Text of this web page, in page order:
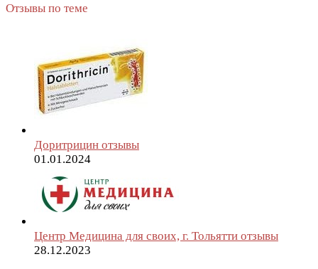
Отзывы по теме
Доритрицин отзывы
01.01.2024
Центр Медицина для своих, г. Тольятти отзывы
28.12.2023